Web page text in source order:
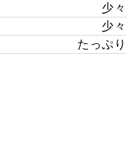
少々
少々
たっぷり